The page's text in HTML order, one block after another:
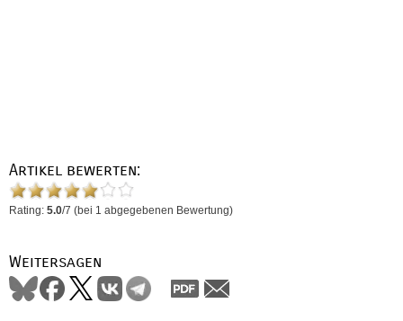
Artikel bewerten:
Rating: 5.0/7 (bei 1 abgegebenen Bewertung)
Weitersagen